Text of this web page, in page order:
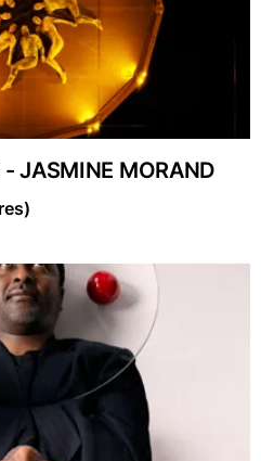
- JASMINE MORAND